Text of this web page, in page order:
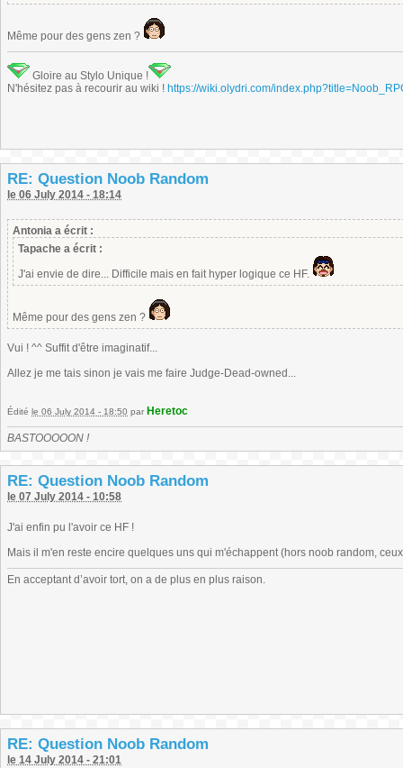
Même pour des gens zen ?
Gloire au Stylo Unique !
N'hésitez pas à recourir au wiki ! https://wiki.olydri.com/
RE: Question Noob Random
le 06 July 2014 - 18:14
Antonia a écrit :
Tapache a écrit :
J'ai envie de dire... Difficile mais en fait hyper logique ce HF.
Même pour des gens zen ?
Vui ! ^^ Suffit d'être imaginatif...
Allez je me tais sinon je vais me faire Judge-Dead-owned...
Édité le 06 July 2014 - 18:50 par Heretoc
BASTOOOOON !
RE: Question Noob Random
le 07 July 2014 - 10:58
J'ai enfin pu l'avoir ce HF !
Mais il m'en reste encire quelques uns qui m'échappent (hors noob random,
En acceptant d’avoir tort, on a de plus en plus raison.
RE: Question Noob Random
le 14 July 2014 - 21:01